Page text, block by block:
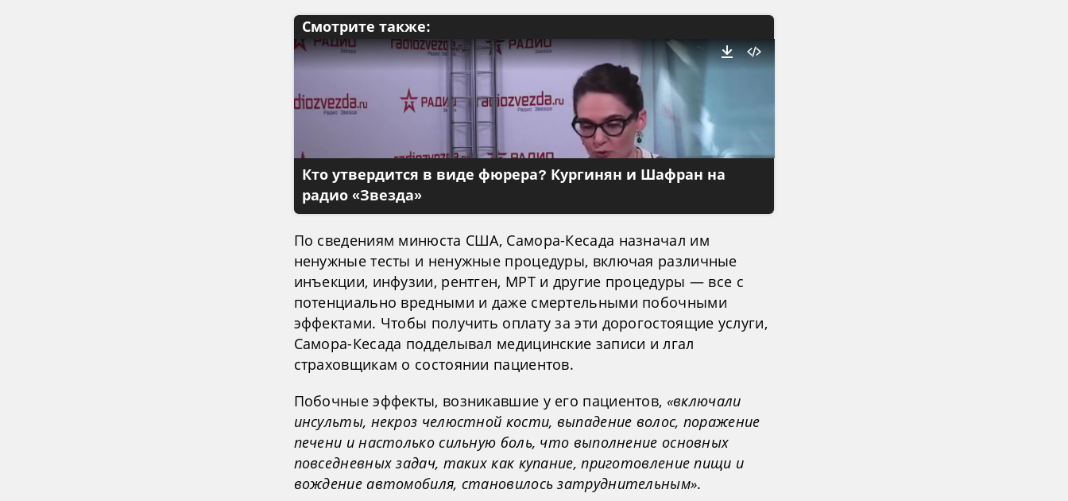
Смотрите также:
Кто утвердится в виде фюрера? Кургинян и Шафран на
радио «Звезда»
По сведениям минюста США, Самора-Кесада назначал им
ненужные тесты и ненужные процедуры, включая различные
инъекции, инфузии, рентген, МРТ и другие процедуры — все с
потенциально вредными и даже смертельными побочными
эффектами. Чтобы получить оплату за эти дорогостоящие услуги,
Самора-Кесада подделывал медицинские записи и лгал
страховщикам о состоянии пациентов.
Побочные эффекты, возникавшие у его пациентов, «включали
инсульты, некроз челюстной кости, выпадение волос, поражение
печени и настолько сильную боль, что выполнение основных
повседневных задач, таких как купание, приготовление пищи и
вождение автомобиля, становилось затруднительным».